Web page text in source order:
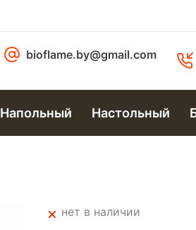
bioflame.by@gmail.com
Напольный Настольный
нет в наличии